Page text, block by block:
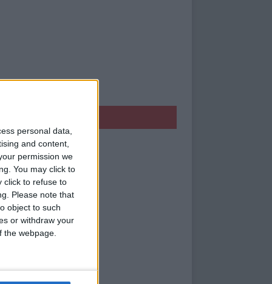
personal data,
and content,
permission we
You may click to
click to refuse to
Please note that
object to such
or withdraw your
webpage.